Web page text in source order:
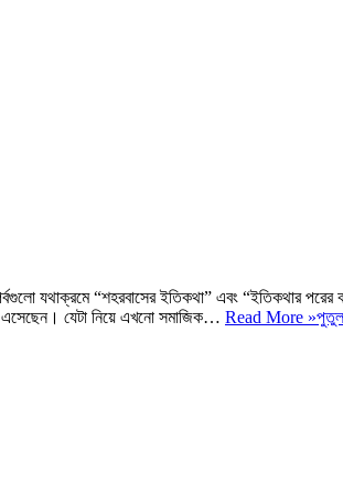
যথাক্রমে “শহরবাসের ইতিকথা” এবং “ইতিকথার
এসেছেন। যেটা নিয়ে এখনো সমাজিক… Read More »পুতুল